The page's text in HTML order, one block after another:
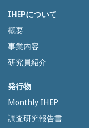
IHEPについて
概要
事業内容
研究員紹介
発行物
Monthly IHEP
調査研究報告書